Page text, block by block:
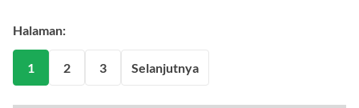
Halaman:
1 2 3 Selanjutnya